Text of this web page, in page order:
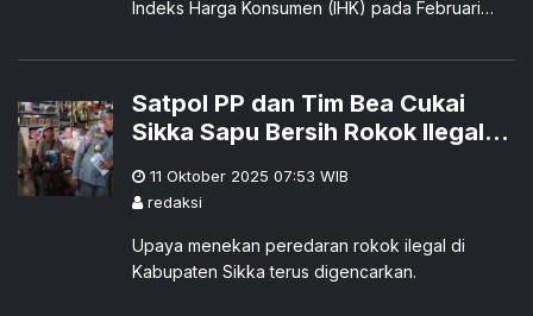
Indeks Harga Konsumen (IHK) pada Februari
(month-to-month/mtm).
Satpol PP dan Tim Bea Cukai
Sikka Sapu Bersih Rokok Ilegal:
Mulai Waspada
11 Oktober 2025 07:53 WIB
redaksi
Upaya menekan peredaran rokok ilegal di
Kabupaten Sikka terus digencarkan.